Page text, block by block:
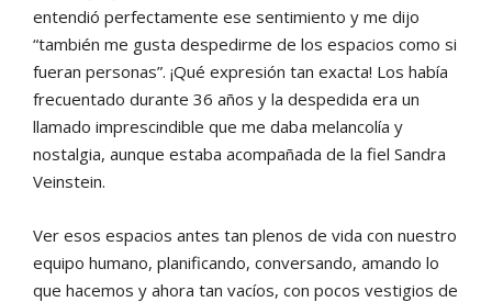
entendió perfectamente ese sentimiento y me dijo
“también me gusta despedirme de los espacios como si
fueran personas”. ¡Qué expresión tan exacta! Los había
frecuentado durante 36 años y la despedida era un
llamado imprescindible que me daba melancolía y
nostalgia, aunque estaba acompañada de la fiel Sandra
Veinstein.
Ver esos espacios antes tan plenos de vida con nuestro
equipo humano, planificando, conversando, amando lo
que hacemos y ahora tan vacíos, con pocos vestigios de